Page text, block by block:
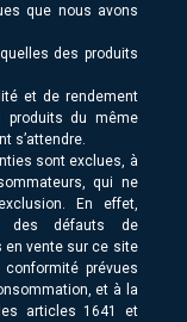
que nous avons
des produits
et de rendement
produits du même
s’attendre.
sont exclues, à
qui ne
En effet,
des défauts de
en vente sur ce site
prévues
et à la
articles 1641 et